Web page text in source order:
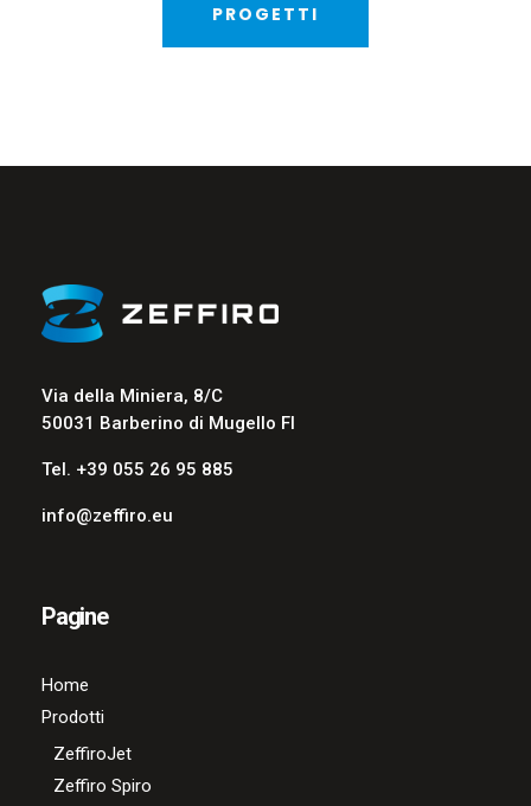
PROGETTI
Via della Miniera, 8/C
50031 Barberino di Mugello FI
Tel. +39 055 26 95 885
info@zeffiro.eu
Pagine
Home
Prodotti
ZeffiroJet
Zeffiro Spiro